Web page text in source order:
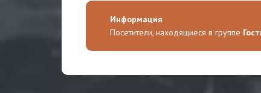
Информация
Посетители, находящиеся в группе